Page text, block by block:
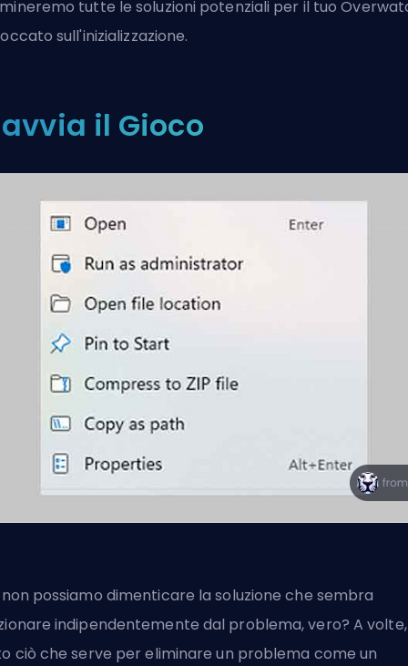
tutte le soluzioni potenziali per il tuo
sull'inizializzazione.
il Gioco
non possiamo dimenticare la soluzione che sembra
indipendentemente dal problema, vero? A volte,
ciò che serve per eliminare un problema come un